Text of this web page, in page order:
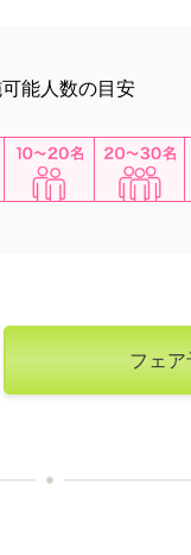
能人数の目安
フェア